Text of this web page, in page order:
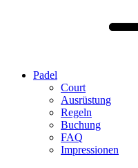
Padel
Court
Ausrüstung
Regeln
Buchung
FAQ
Impressionen